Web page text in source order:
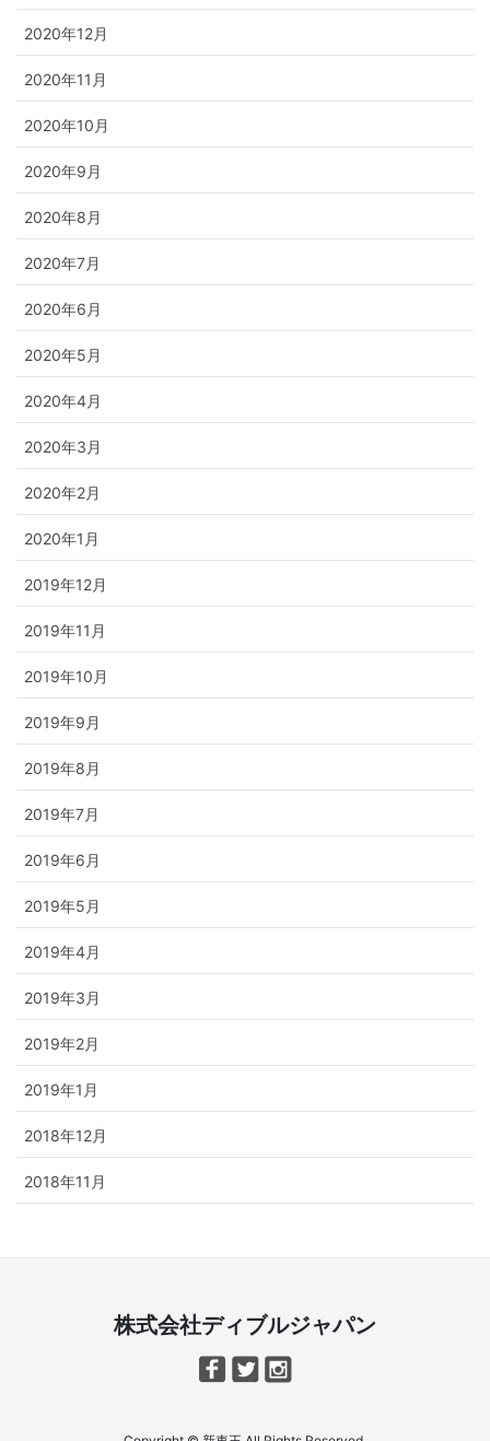
2020年12月
2020年11月
2020年10月
2020年9月
2020年8月
2020年7月
2020年6月
2020年5月
2020年4月
2020年3月
2020年2月
2020年1月
2019年12月
2019年11月
2019年10月
2019年9月
2019年8月
2019年7月
2019年6月
2019年5月
2019年4月
2019年3月
2019年2月
2019年1月
2018年12月
2018年11月
株式会社ディブルジャパン